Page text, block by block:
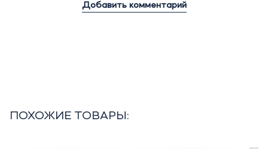
Добавить комментарий
ПОХОЖИЕ ТОВАРЫ: